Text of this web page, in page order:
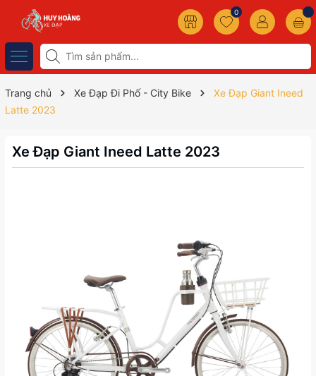
0
Trang chủ Xe Đạp Đi Phố - City Bike
Xe Đạp Giant Ineed
Latte 2023
Xe Đạp Giant Ineed Latte 2023